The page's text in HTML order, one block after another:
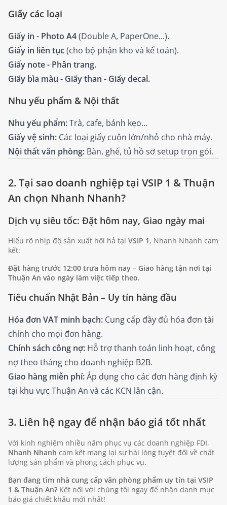
Giấy các loại
Giấy in - Photo A4(Double A, PaperOne...).
Giấy in liên tục(cho bộ phận kho và kế toán).
Giấy note - Phân trang.
Giấy bìa màu - Giấy than - Giấy decal.
Nhu yếu phẩm & Nội thất
Nhu yếu phẩm:Trà, cafe, bánh kẹo...
Giấy vệ sinh: Các loại giấy cuộn lớn/nhỏ cho nhà máy.
Nội thất văn phòng: Bàn, ghế, tủ hồ sơ setup trọn gói.
2. Tại sao doanh nghiệp tại VSIP 1 & Thuận
An chọn Nhanh Nhanh?
Dịch vụ siêu tốc: Đặt hôm nay, Giao ngày mai
Hiểu rõ nhịp độ sản xuất hối hả tại VSIP 1, Nhanh Nhanh cam
kết:
Đặt hàng trước 12:00 trưa hôm nay – Giao hàng tận nơi tại
Thuận An vào ngày làm việc tiếp theo.
Tiêu chuẩn Nhật Bản – Uy tín hàng đầu
Hóa đơn VAT minh bạch: Cung cấp đầy đủ hóa đơn tài
chính cho mọi đơn hàng.
Chính sách công nợ: Hỗ trợ thanh toán linh hoạt, công
nợ theo tháng cho doanh nghiệp B2B.
Giao hàng miễn phí:Áp dụng cho các đơn hàng định kỳ
tại khu vực Thuận An và các KCN lân cận.
3. Liên hệ ngay để nhận báo giá tốt nhất
Với kinh nghiệm nhiều năm phục vụ các doanh nghiệp FDI,
Nhanh Nhanh cam kết mang lại sự hài lòng tuyệt đối về chất
lượng sản phẩm và phong cách phục vụ.
Bạn đang tìm nhà cung cấp văn phòng phẩm uy tín tại VSIP
1 & Thuận An? Kết nối với chúng tôi ngay để nhận danh mục
báo giá chiết khấu mới nhất!